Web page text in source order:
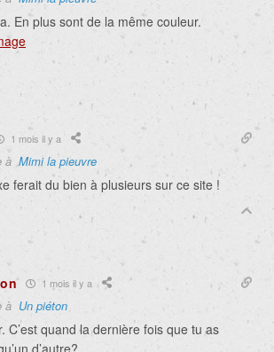
En plus sont de la même couleur.
1 mois il y a
àMimi la pieuvre
ferait du bien à plusieurs sur ce site !
1 mois il y a
à Un piéton
C’est quand la dernière fois que tu as